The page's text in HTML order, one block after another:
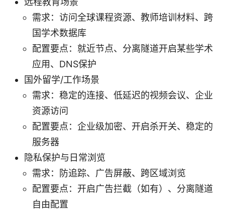
需求：访问全球课程资源、教师培训材料、跨
国学术数据库
配置要点：就近节点、分离隧道开启某些学术
应用、DNS保护
国外留学/工作场景
需求：稳定的连接、低延迟的视频会议、企业
资源访问
配置要点：企业级加密、开启杀开关、稳定的
服务器
隐私保护与日常浏览
需求：防追踪、广告屏蔽、跨区域浏览
配置要点：开启广告拦截（如有）、分离隧道
自由配置